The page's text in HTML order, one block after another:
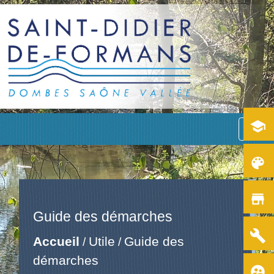
menu
Guide des démarches
Accueil / Utile / Guide des
démarches
school
color_lens
store
build